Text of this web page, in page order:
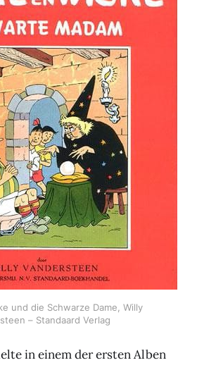
und die Schwarze Dame, Willy
– Standaard Verlag
in einem der ersten Alben